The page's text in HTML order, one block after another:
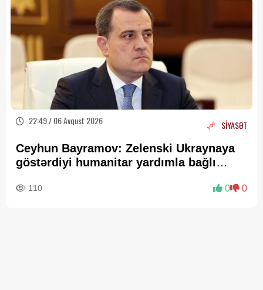
22:49 / 06 Avqust 2026 SİYASƏT
Ceyhun Bayramov: Zelenski Ukraynaya
göstərdiyi humanitar yardımla bağlı
110 0 0